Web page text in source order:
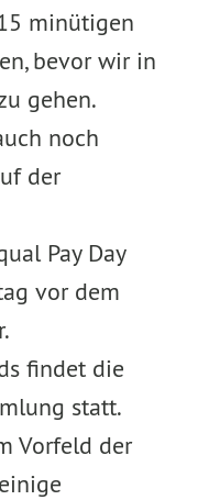
minütigen
bevor wir in
gehen.
noch
der
Pay Day
vor dem
findet die
statt.
Vorfeld der